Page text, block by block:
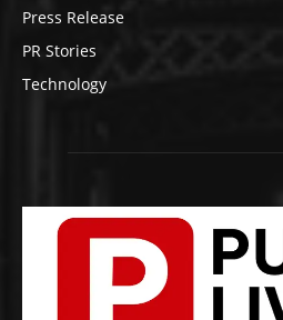
Press Release
PR Stories
Technology